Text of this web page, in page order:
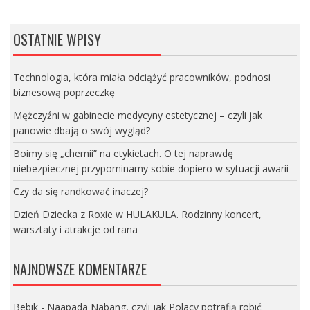
OSTATNIE WPISY
Technologia, która miała odciążyć pracowników, podnosi
biznesową poprzeczkę
Mężczyźni w gabinecie medycyny estetycznej – czyli jak
panowie dbają o swój wygląd?
Boimy się „chemii” na etykietach. O tej naprawdę
niebezpiecznej przypominamy sobie dopiero w sytuacji awarii
Czy da się randkować inaczej?
Dzień Dziecka z Roxie w HULAKULA. Rodzinny koncert,
warsztaty i atrakcje od rana
NAJNOWSZE KOMENTARZE
Bebik- Naapada Nabang, czyli jak Polacy potrafią robić